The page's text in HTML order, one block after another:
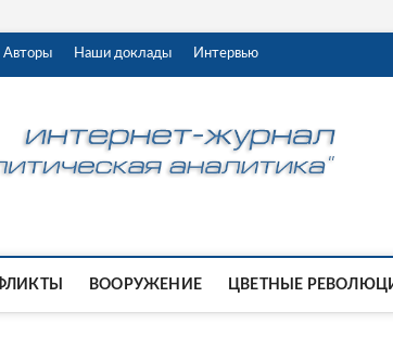
Авторы Наши доклады Интервью
ВООРУЖЕНИЕ ЦВЕТНЫЕ